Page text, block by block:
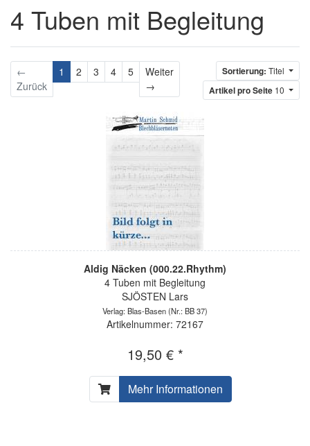
4 Tuben mit Begleitung
←
Zurück
1 2 3 4 5
Weiter
→
Sortierung: Titel
Artikel pro Seite 10
Aldig Näcken (000.22.Rhythm)
4 Tuben mit Begleitung
SJÖSTEN Lars
Verlag: Blas-Basen(Nr.: BB 37)
Artikelnummer: 72167
19,50 € *
Mehr Informationen